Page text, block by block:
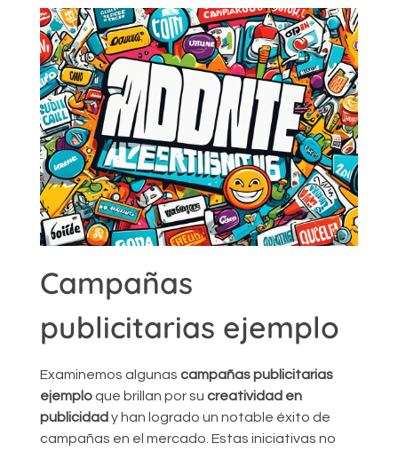
Campañas
publicitarias ejemplo
Examinemos algunas campañas publicitarias
ejemploque brillan por su creatividad en
publicidad y han logrado un notable éxito de
campañas en el mercado. Estas iniciativas no